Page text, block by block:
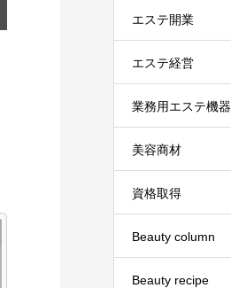
エステ開業
エステ経営
業務用エステ機器
美容商材
資格取得
Beauty column
Beauty recipe